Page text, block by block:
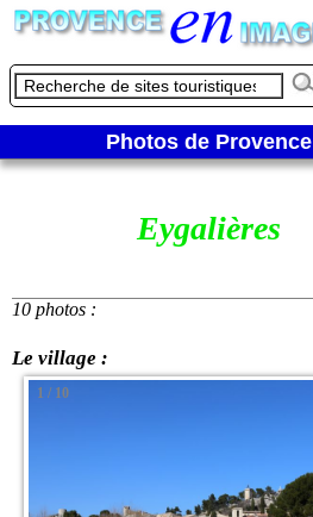
Photos de Provence
Eygalières
10 photos :
Le village :
1 / 10